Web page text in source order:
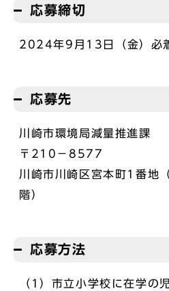
応募締切
2024年9月13日（金）必
応募先
川崎市環境局減量推進課
〒210－8577
川崎市川崎区宮本町1番地
階）
応募方法
（1）市立小学校に在学の